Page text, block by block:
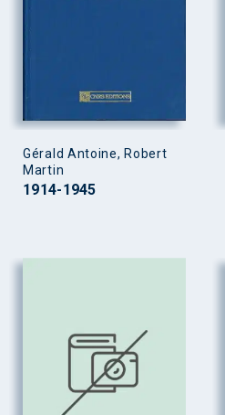
Gérald Antoine, Robert
Martin
1914-1945